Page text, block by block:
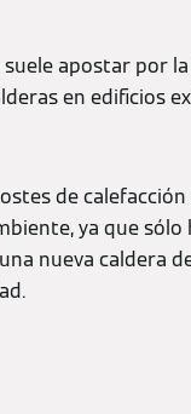
apostar por
en edificios
de calefacción
ya que sólo
nueva caldera